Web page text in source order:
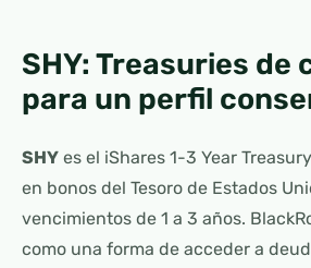
SHY: Treasuries de
para un perfil
SHY es el iShares 1-3 Year
en bonos del Tesoro de Estados
vencimientos de 1 a 3 años.
como una forma de acceder a